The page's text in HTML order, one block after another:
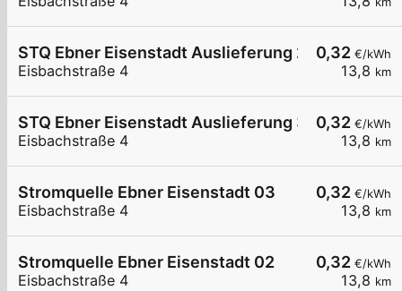
0,32 €/kWh
13,8 km
STQ Ebner Eisenstadt Auslieferung 2
Eisbachstraße 4
0,32 €/kWh
13,8 km
STQ Ebner Eisenstadt Auslieferung 3
Eisbachstraße 4
0,32 €/kWh
13,8 km
Stromquelle Ebner Eisenstadt 03
Eisbachstraße 4
0,32 €/kWh
13,8 km
Stromquelle Ebner Eisenstadt 02
Eisbachstraße 4